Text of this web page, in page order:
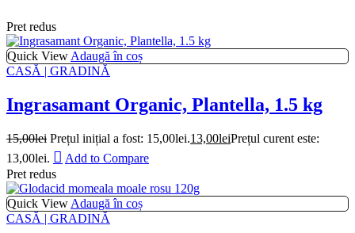
Pret redus
Quick View Adaugă în coș
CASĂ | GRADINĂ
Ingrasamant Organic, Plantella, 1.5 kg
15,00lei Prețul inițial a fost: 15,00lei.13,00leiPrețul curent este:
13,00lei.
Add to Compare
Pret redus
Quick View Adaugă în coș
CASĂ | GRADINĂ